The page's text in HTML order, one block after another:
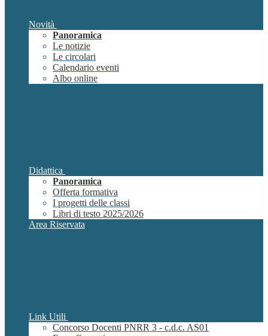
Novità
Panoramica
Le notizie
Le circolari
Calendario eventi
Albo online
Didattica
Panoramica
Offerta formativa
I progetti delle classi
Libri di testo 2025/2026
Area Riservata
Link Utili
Concorso Docenti PNRR 3 - c.d.c. AS01